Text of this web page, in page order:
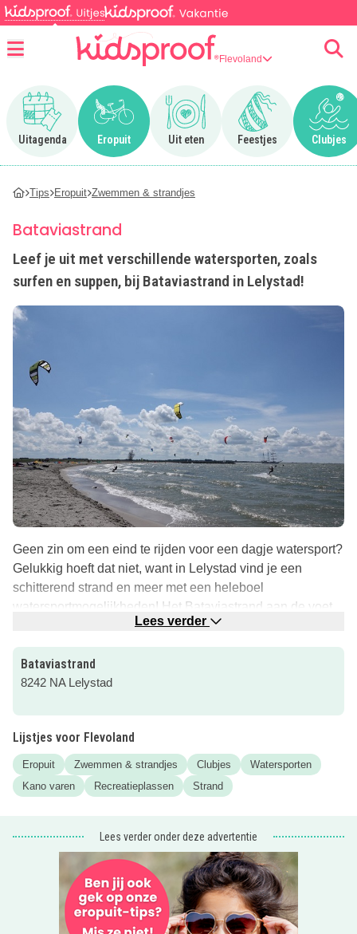
Flevoland
Uitagenda
Ga naar Uitagenda
Eropuit
Ga naar Eropuit
Uit eten
Ga naar Uit eten
Feestjes
Ga naar Feestjes
Clubjes
Ga
Tips Eropuit Zwemmen & strandjes
Bataviastrand
Leef je uit met verschillende watersporten, zoals
surfen en suppen, bij Bataviastrand in Lelystad!
Geen zin om een eind te rijden voor een dagje watersport?
Gelukkig hoeft dat niet, want in Lelystad vind je een
schitterend strand en meer met een heleboel
watersportmogelijkheden! Het Bataviastrand aan de voet
van de Hurkende Man aan de Lelystadse kust.
Voor een heleboel coole watersporten kun je hier terecht.
Ben jij een fan van kanoën, windrufen, suppen, of
juiste adres!
Er is ook een sanitaire voorziening, wel zo handig!
Let op: Er zijn niet heel veel parkeermogelijkheden dus
probeer zoveel mogelijk op de fiets te komen. Door de vele
geschikte plek om met kleine kinderen te zwemmen. Hier
vind je meerstrandjes in Flevolanddie daar meer
geschikt voor zijn!
TIP: Nog meer plekken in Flevoland waar je kunt (leren)
suppen vind je hier!
Lees verder
Bataviastrand
8242 NA Lelystad
Lijstjes voor Flevoland
Eropuit Zwemmen & strandjes Clubjes
Watersporten
Kano varen
Recreatieplassen Strand
Lees verder onder deze advertentie